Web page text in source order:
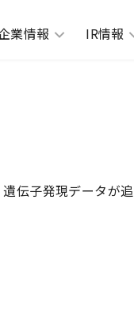
業情報 IR情報
伝子発現データが追